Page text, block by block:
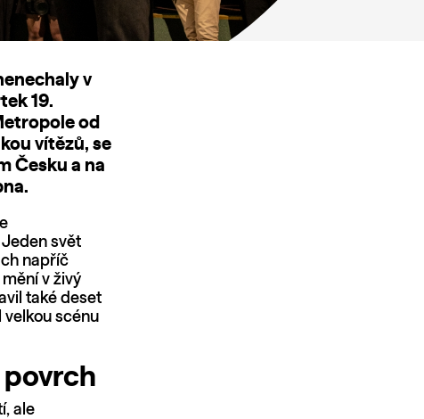
v
19.
od
vítězů, se
Česku a na
svět
napříč
v živý
také deset
scénu
povrch
ale